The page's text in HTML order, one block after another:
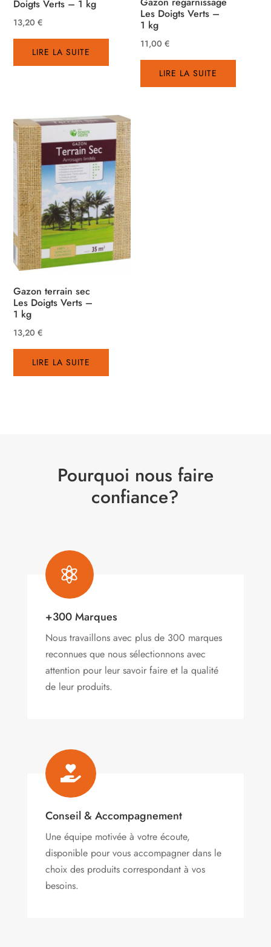
Doigts Verts – 1 kg
13,20€
LIRE LA SUITE
Les Doigts Verts –
1 kg
11,00€
LIRE LA SUITE
Gazon terrain sec
Les Doigts Verts –
1 kg
13,20€
LIRE LA SUITE
Pourquoi nous faire
confiance?

+300 Marques
Nous travaillons avec plus de 300 marques
reconnues que nous sélectionnons avec
attention pour leur savoir faire et la qualité
de leur produits.

Conseil & Accompagnement
Une équipe motivée à votre écoute,
disponible pour vous accompagner dans le
choix des produits correspondant à vos
besoins.